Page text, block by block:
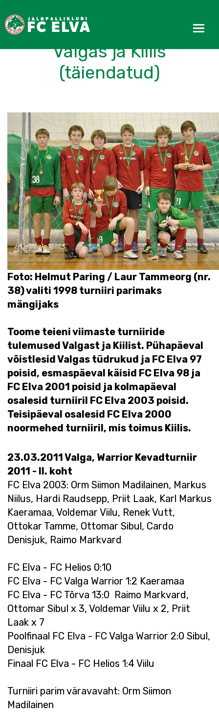
Noored käisid mängimas
Valgas ja Kiilis
(täiendatud)
Foto: Helmut Paring / Laur Tammeorg (nr.
38) valiti 1998 turniiri parimaks
mängijaks
Toome teieni viimaste turniiride
tulemused Valgast ja Kiilist. Pühapäeval
võistlesid Valgas tüdrukud ja FC Elva 97
poisid, esmaspäeval käisid FC Elva 98 ja
FC Elva 2001 poisid ja kolmapäeval
osalesid turniiril FC Elva 2003 poisid.
Teisipäeval osalesid FC Elva 2000
noormehed turniiril, mis toimus Kiilis.
23.03.2011 Valga, Warrior Kevadturniir
2011 - II. koht
FC Elva 2003: Orm Siimon Madilainen, Markus
Niilus, Hardi Raudsepp, Priit Laak, Karl Markus
Kaeramaa, Voldemar Viilu, Renek Vutt,
Ottokar Tamme, Ottomar Sibul, Cardo
Denisjuk, Raimo Markvard
FC Elva - FC Helios 0:10
FC Elva - FC Valga Warrior 1:2 Kaeramaa
FC Elva - FC Tõrva 13:0 Raimo Markvard,
Ottomar Sibul x 3, Voldemar Viilu x 2, Priit
Laak x 7
Poolfinaal FC Elva - FC Valga Warrior 2:0 Sibul,
Denisjuk
Finaal FC Elva - FC Helios 1:4 Viilu
Turniiri parim väravavaht: Orm Siimon
Madilainen